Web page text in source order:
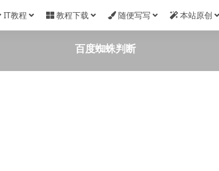
IT教程 教程下载 随便写写 本站原创
百度蜘蛛判断